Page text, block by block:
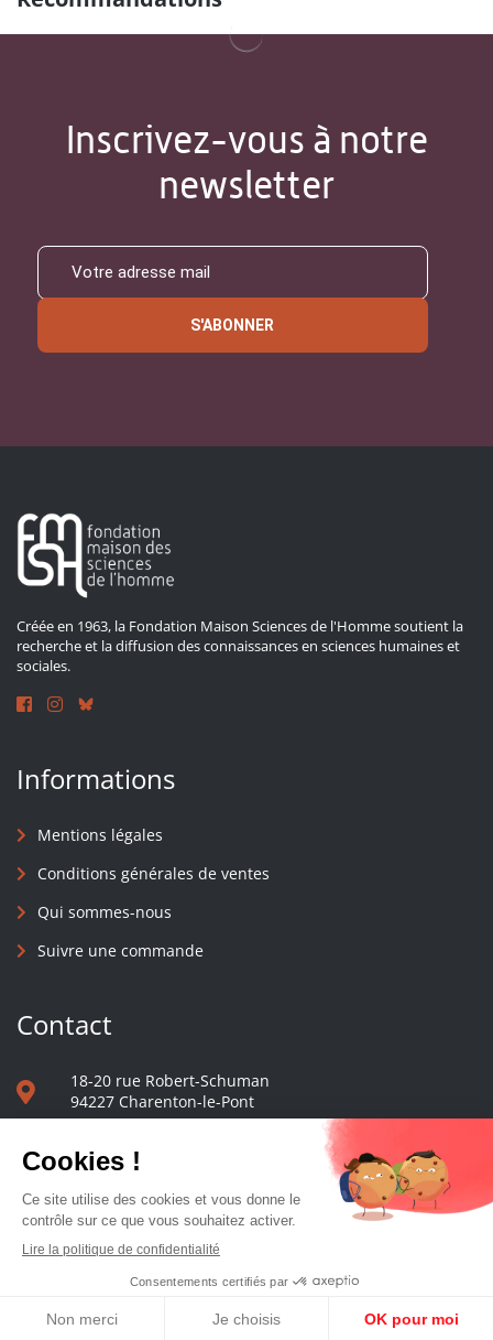
Inscrivez-vous à notre
newsletter
S'ABONNER
Créée en 1963, la Fondation Maison Sciences de l'Homme soutient la
recherche et la diffusion des connaissances en sciences humaines et
sociales.
Informations
Mentions légales
Conditions générales de ventes
Qui sommes-nous
Suivre une commande
Contact
18-20 rue Robert-Schuman
94227 Charenton-le-Pont